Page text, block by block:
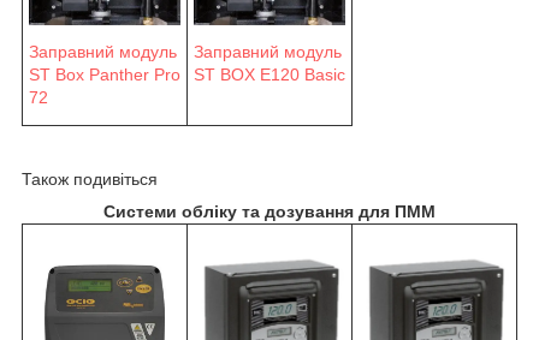
Заправний модуль
ST Box Panther Pro
72
Заправний модуль
ST BOX E120 Basic
Також подивіться
Системи обліку та дозування для ПММ